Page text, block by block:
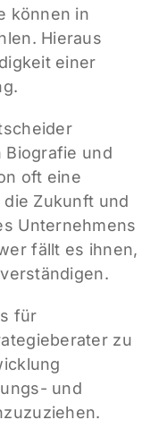
können in
Hieraus
einer
und
oft eine
Zukunft und
Unternehmens
fällt es ihnen,
für
zu
und